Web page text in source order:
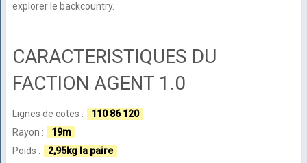
explorer le backcountry.
CARACTERISTIQUES DU
FACTION AGENT 1.0
Lignes de cotes :
110 86 120
Rayon :
19m
Poids :
2,95kg la paire